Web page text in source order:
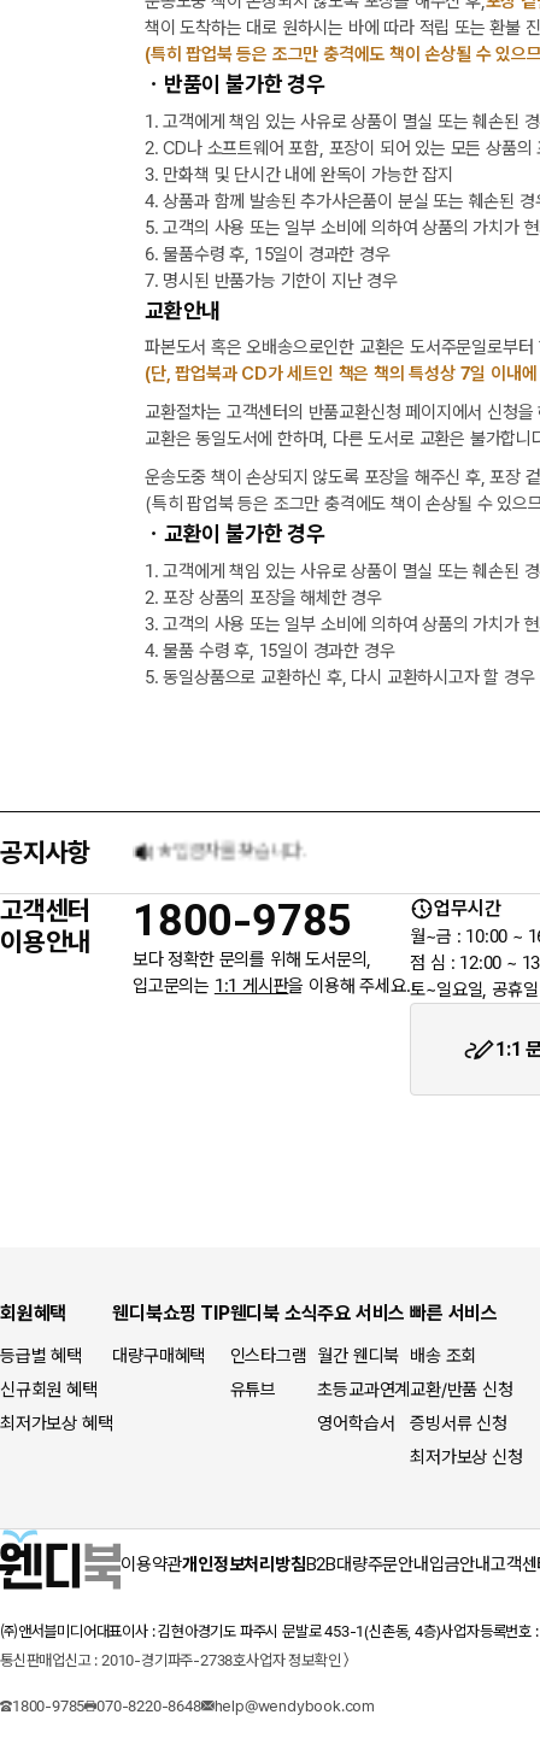
책이 도착하는 대로 원하시는 바에 따라 적립 또는 환불
(특히 팝업북 등은 조그만 충격에도 책이 손상될 수 있으
ㆍ반품이 불가한 경우
1. 고객에게 책임 있는 사유로 상품이 멸실 또는 훼손된
2. CD나 소프트웨어 포함, 포장이 되어 있는 모든 상품의
3. 만화책 및 단시간 내에 완독이 가능한 잡지
4. 상품과 함께 발송된 추가사은품이 분실 또는 훼손된 경
5. 고객의 사용 또는 일부 소비에 의하여 상품의 가치가
6. 물품수령 후, 15일이 경과한 경우
7. 명시된 반품가능 기한이 지난 경우
교환안내
파본도서 혹은 오배송으로인한 교환은 도서주문일로부
(단, 팝업북과 CD가 세트인 책은 책의 특성상 7일 이내
교환절차는 고객센터의 반품교환신청 페이지에서 신청
교환은 동일도서에 한하며, 다른 도서로 교환은 불가합니
운송도중 책이 손상되지 않도록 포장을 해주신 후, 포장
(특히 팝업북 등은 조그만 충격에도 책이 손상될 수 있으
ㆍ교환이 불가한 경우
1. 고객에게 책임 있는 사유로 상품이 멸실 또는 훼손된
2. 포장 상품의 포장을 해체한 경우
3. 고객의 사용 또는 일부 소비에 의하여 상품의 가치가
4. 물품 수령 후, 15일이 경과한 경우
5. 동일상품으로 교환하신 후, 다시 교환하시고자 할 경
공지사항
택배 없는 날 배송 업무 안내
[8월] 무이자 할부행사 안내
★ 입금자를 찾습니다.
★입금자를 찾습니다.
고객센터
이용안내
1800-9785
보다 정확한 문의를 위해 도서문의,
입고문의는 1:1 게시판을 이용해 주세요.
업무시간
월~금 : 10:00 ~
점 심 : 12:00 ~
토~일요일, 공휴
1:1
회원혜택
등급별 혜택
신규회원 혜택
최저가보상 혜택
웬디북쇼핑 TIP
대량구매혜택
웬디북 소식
인스타그램
유튜브
주요 서비스
월간 웬디북
초등교과연계
영어학습서
빠른 서비스
배송 조회
교환/반품 신청
증빙서류 신청
최저가보상 신청
이용약관개인정보처리방침B2B대량주문안내입금안내고객
㈜앤서블미디어대표이사 : 김현아경기도 파주시 문발로 453-1(신촌동, 4층)사업자등록번
통신판매업신고 : 2010-경기파주-2738호사업자 정보확인 〉
1800-9785 070-8220-8648 help@wendybook.com